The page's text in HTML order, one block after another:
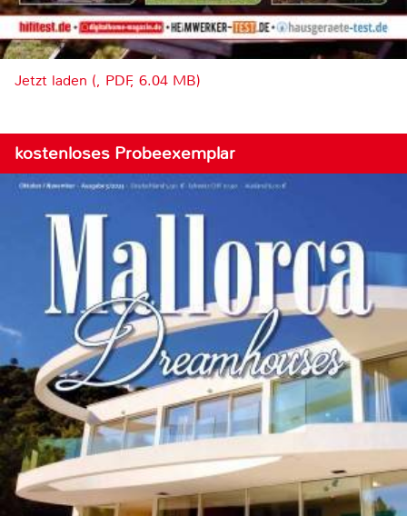
Jetzt laden (, PDF, 6.04 MB)
kostenloses Probeexemplar